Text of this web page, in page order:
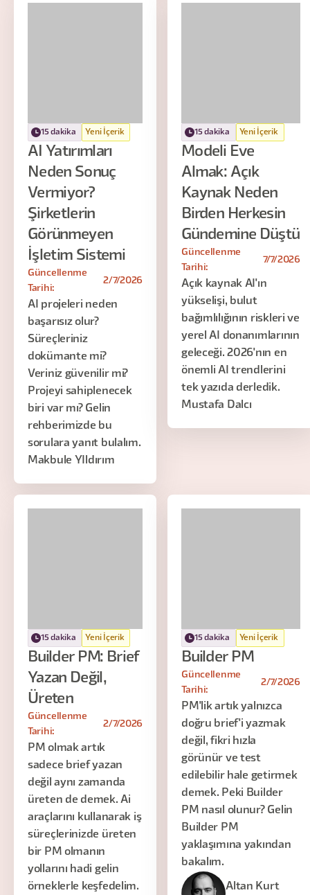
15 dakika Yeni İçerik
AI Yatırımları
Neden Sonuç
Vermiyor?
Şirketlerin
Görünmeyen
İşletim Sistemi
Güncellenme
Tarihi:
2/7/2026
AI projeleri neden
başarısız olur?
Süreçleriniz
dokümante mi?
Veriniz güvenilir mi?
Projeyi sahiplenecek
biri var mı? Gelin
rehberimizde bu
sorulara yanıt bulalım.
Makbule YIldırım
15 dakika Yeni İçerik
Modeli Eve
Almak: Açık
Kaynak Neden
Birden Herkesin
Gündemine Düştü
Güncellenme
Tarihi:
7/7/2026
Açık kaynak AI'ın
yükselişi, bulut
bağımlılığının riskleri ve
yerel AI donanımlarının
geleceği. 2026'nın en
önemli AI trendlerini
tek yazıda derledik.
Mustafa Dalcı
15 dakika Yeni İçerik
Builder PM: Brief
Yazan Değil,
Üreten
Güncellenme
Tarihi:
2/7/2026
PM olmak artık
sadece brief yazan
değil aynı zamanda
üreten de demek. Ai
araçlarını kullanarak iş
süreçlerinizde üreten
bir PM olmanın
yollarını hadi gelin
örneklerle keşfedelim.
15 dakika Yeni İçerik
Builder PM
Güncellenme
Tarihi:
2/7/2026
PM'lik artık yalnızca
doğru brief'i yazmak
değil, fikri hızla
görünür ve test
edilebilir hale getirmek
demek. Peki Builder
PM nasıl olunur? Gelin
Builder PM
yaklaşımına yakından
bakalım.
Altan Kurt